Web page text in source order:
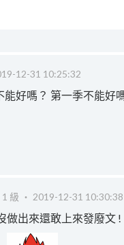
12-31 10:25:32
好嗎？ 第一季不能好
級 ‧ 2019-12-31 10:30:38
做出來還敢上來發廢文 !